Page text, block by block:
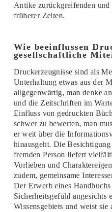
Antike zurückgreifenden
früherer Zeiten.
Wie beeinflussen
gesellschaftliche
Druckerzeugnisse sind als
Unterhaltung etwas aus der
allgegenwärtig, man denke
und die Zeitschriften im
Einfluss von gedruckten
schwer zu bewerten, man
er weit über die
hinausgeht. Die
fremden Person liefert
Vorlieben und
zudem, gemeinsame
Der Erwerb eines
Sicherheitsgefühl angesichts
Wissensgebiets und weist